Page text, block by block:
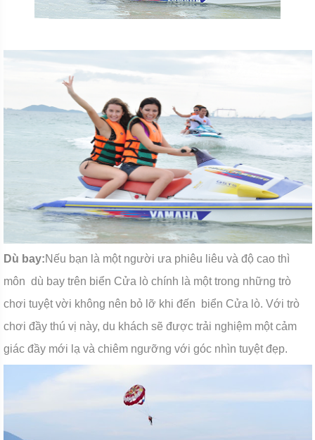
Dù bay:Nếu bạn là một người ưa phiêu liêu và độ cao thì
môn dù bay trên biển Cửa lò chính là một trong những trò
chơi tuyệt vời không nên bỏ lỡ khi đến biển Cửa lò. Với trò
chơi đầy thú vị này, du khách sẽ được trải nghiệm một cảm
giác đầy mới lạ và chiêm ngưỡng với góc nhìn tuyệt đẹp.